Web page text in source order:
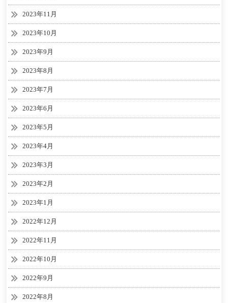
2023年11月
2023年10月
2023年9月
2023年8月
2023年7月
2023年6月
2023年5月
2023年4月
2023年3月
2023年2月
2023年1月
2022年12月
2022年11月
2022年10月
2022年9月
2022年8月